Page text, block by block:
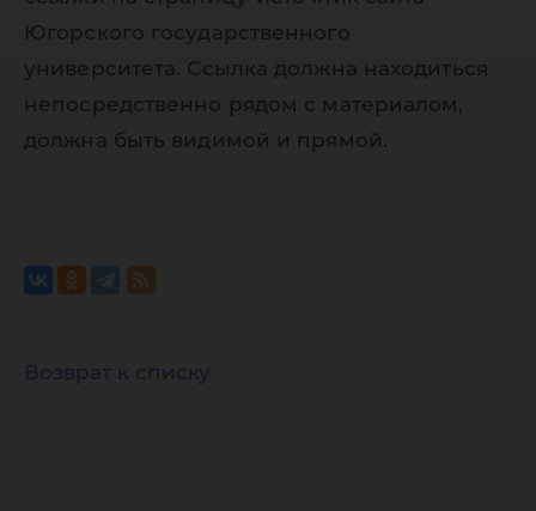
Югорского государственного
университета. Ссылка должна находиться
непосредственно рядом с материалом,
должна быть видимой и прямой.
Возврат к списку